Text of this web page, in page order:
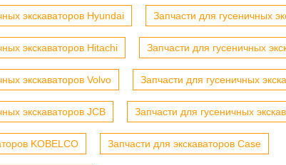
экскаваторов Hyundai Запчасти для гусеничных
экскаваторов Hitachi Запчасти для гусеничных
экскаваторов Volvo Запчасти для гусеничных
экскаваторов JCB Запчасти для гусеничных
KOBELCO Запчасти для экскаваторов Case